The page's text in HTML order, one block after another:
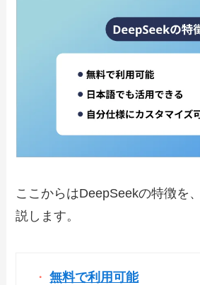
ここからはDeepSeekの特徴を
説します。
無料で利用可能